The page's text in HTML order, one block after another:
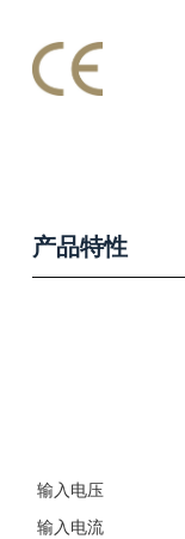
产品特性
输入电压
输入电流